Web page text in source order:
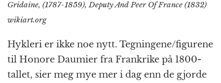
Gridaine, (1787-1859), Deputy And Peer Of France (1832)
wikiart.org
Hykleri er ikke noe nytt. Tegningene/figurene
til Honore Daumier fra Frankrike på 1800-
tallet, sier meg mye mer i dag enn de gjorde